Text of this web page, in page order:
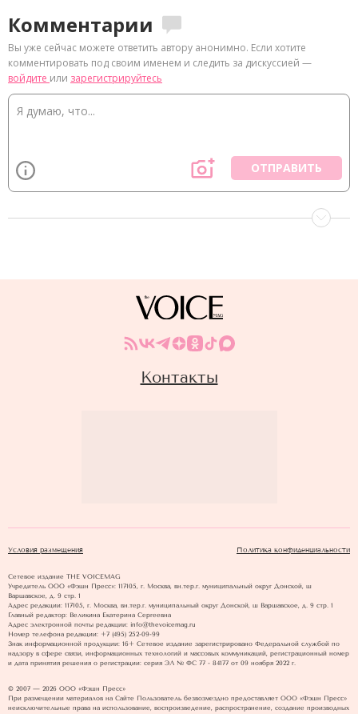
Комментарии
Вы уже сейчас можете ответить автору анонимно. Если хотите
комментировать под своим именем и следить за дискуссией —
войдите или зарегистрируйтесь
ОТПРАВИТЬ
Контакты
Условия размещения Политика конфиденциальности
Сетевое издание THE VOICEMAG
Учредитель ООО «Фэшн Пресс»: 117105, г. Москва, вн.тер.г. муниципальный округ Донской, ш
Варшавское, д. 9 стр. 1
Адрес редакции: 117105, г. Москва, вн.тер.г. муниципальный округ Донской, ш Варшавское, д. 9 стр. 1
Главный редактор: Великина Екатерина Сергеевна
Адрес электронной почты редакции: info@thevoicemag.ru
Номер телефона редакции: +7 (495) 252-09-99
Знак информационной продукции: 16+ Cетевое издание зарегистрировано Федеральной службой по
надзору в сфере связи, информационных технологий и массовых коммуникаций, регистрационный номер
и дата принятия решения о регистрации: серия ЭЛ № ФС 77 - 84177 от 09 ноября 2022 г.
© 2007 — 2026 ООО «Фэшн Пресс»
При размещении материалов на Сайте Пользователь безвозмездно предоставляет ООО «Фэшн Пресс»
неисключительные права на использование, воспроизведение, распространение, создание производных